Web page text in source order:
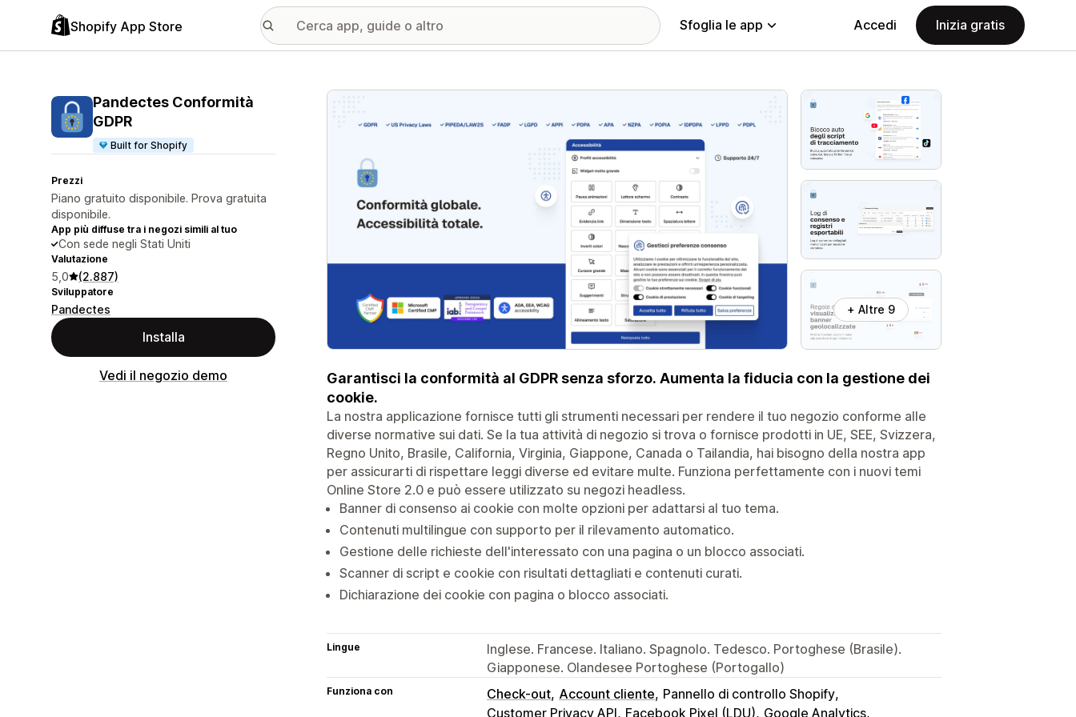
Shopify App Store Sfoglia le app Accedi Inizia gratis
Pandectes Conformità
GDPR
Built for Shopify
Prezzi
Piano gratuito disponibile. Prova gratuita
disponibile.
App più diffuse tra i negozi simili al tuo
Con sede negli Stati Uniti
Valutazione
5,0 (2.887)
Sviluppatore
Pandectes
Installa
Vedi il negozio demo
Galleria immagini in evidenza
+ Altre 9
Garantisci la conformità al GDPR senza sforzo. Aumenta la fiducia con la gestione dei
cookie.
La nostra applicazione fornisce tutti gli strumenti necessari per rendere il tuo negozio conforme alle
diverse normative sui dati. Se la tua attività di negozio si trova o fornisce prodotti in UE, SEE, Svizzera,
Regno Unito, Brasile, California, Virginia, Giappone, Canada o Tailandia, hai bisogno della nostra app
per assicurarti di rispettare leggi diverse ed evitare multe. Funziona perfettamente con i nuovi temi
Online Store 2.0 e può essere utilizzato su negozi headless.
Banner di consenso ai cookie con molte opzioni per adattarsi al tuo tema.
Contenuti multilingue con supporto per il rilevamento automatico.
Gestione delle richieste dell'interessato con una pagina o un blocco associati.
Scanner di script e cookie con risultati dettagliati e contenuti curati.
Dichiarazione dei cookie con pagina o blocco associati.
Lingue
Inglese. Francese. Italiano. Spagnolo. Tedesco. Portoghese (Brasile).
Giapponese. Olandesee Portoghese (Portogallo)
Funziona con Check-out Account cliente Pannello di controllo Shopify
Customer Privacy API Facebook Pixel (LDU) Google Analytics